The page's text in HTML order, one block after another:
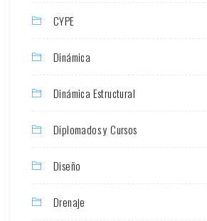
CYPE
Dinámica
Dinámica Estructural
Diplomados y Cursos
Diseño
Drenaje